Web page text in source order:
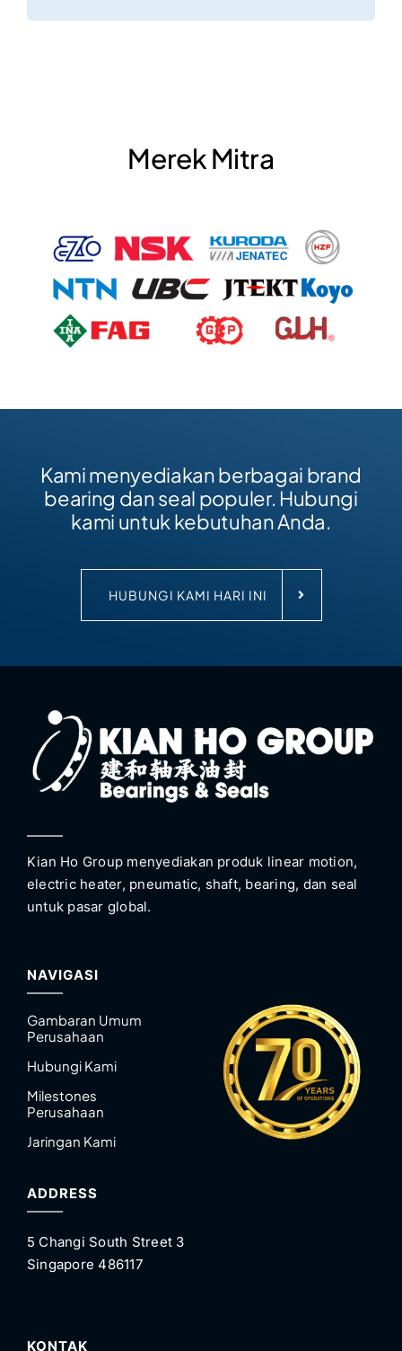
Merek Mitra
Kami menyediakan berbagai brand
bearing dan seal populer. Hubungi
kami untuk kebutuhan Anda.
HUBUNGI KAMI HARI INI
Kian Ho Group menyediakan produk linear motion,
electric heater, pneumatic, shaft, bearing, dan seal
untuk pasar global.
NAVIGASI
Gambaran Umum
Perusahaan
Hubungi Kami
Milestones
Perusahaan
Jaringan Kami
ADDRESS
5 Changi South Street 3
Singapore 486117
KONTAK